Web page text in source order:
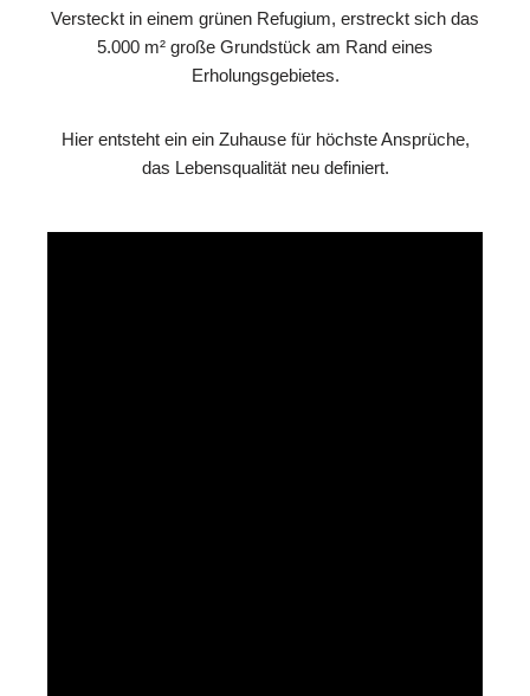
Versteckt in einem grünen Refugium, erstreckt sich das
5.000 m² große Grundstück am Rand eines
Erholungsgebietes.
Hier entsteht ein ein Zuhause für höchste Ansprüche,
das Lebensqualität neu definiert.